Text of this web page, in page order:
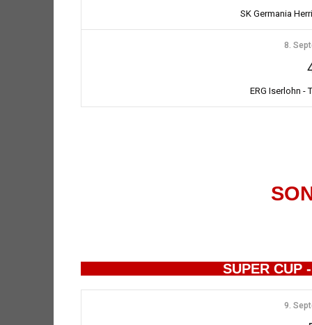
SK Germania
8.
ERG Iserlohn -
SUPER CUP
9.